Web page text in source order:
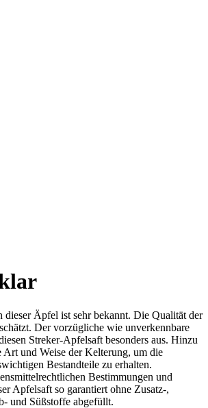
dieser Äpfel ist sehr bekannt. Die Qualität der
Der vorzügliche wie unverkennbare
Streker-Apfelsaft besonders aus. Hinzu
Art und Weise der Kelterung, um die
Bestandteile zu erhalten.
Bestimmungen und
Apfelsaft so garantiert ohne Zusatz-,
und Süßstoffe abgefüllt.